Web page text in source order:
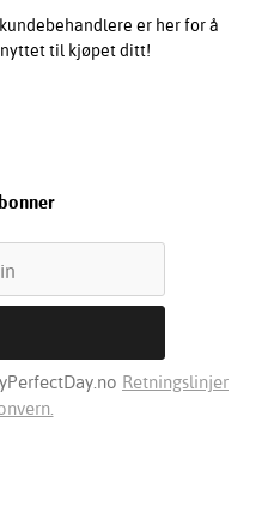
er her for å
til kjøpet ditt!
Retningslinjer